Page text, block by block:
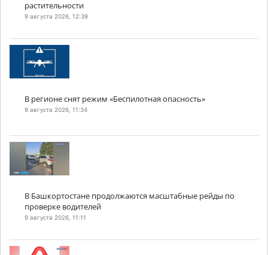
растительности
9 августа 2026, 12:39
В регионе снят режим «Беспилотная опасность»
9 августа 2026, 11:34
В Башкортостане продолжаются масштабные рейды по
проверке водителей
9 августа 2026, 11:11